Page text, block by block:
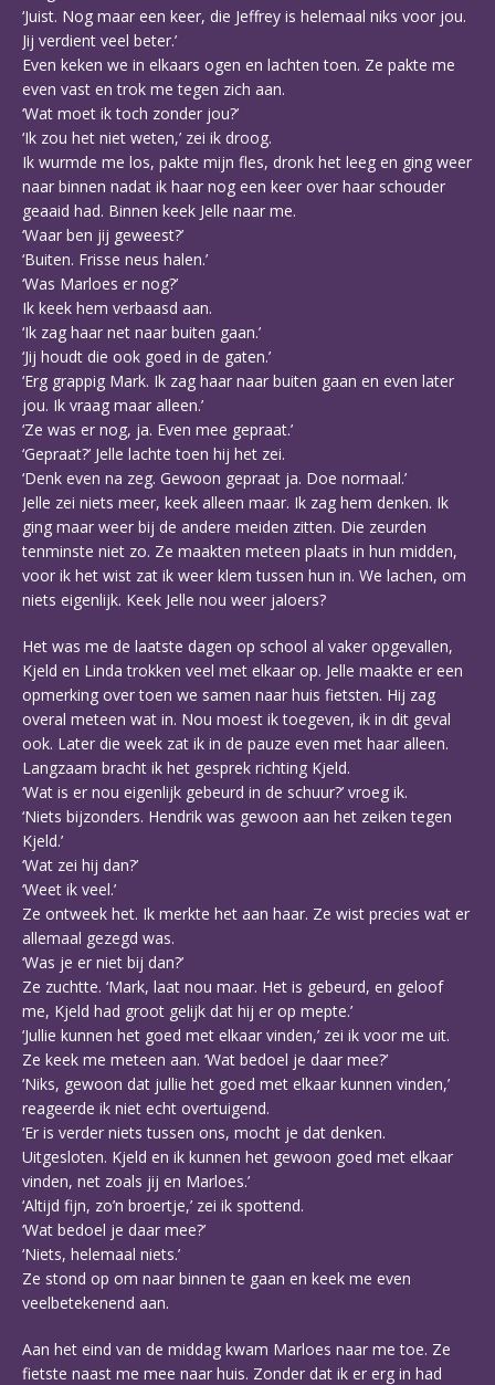
‘Juist. Nog maar een keer, die Jeffrey is helemaal niks voor jou.
Jij verdient veel beter.’
Even keken we in elkaars ogen en lachten toen. Ze pakte me
even vast en trok me tegen zich aan.
‘Wat moet ik toch zonder jou?’
‘Ik zou het niet weten,’ zei ik droog.
Ik wurmde me los, pakte mijn fles, dronk het leeg en ging weer
naar binnen nadat ik haar nog een keer over haar schouder
geaaid had. Binnen keek Jelle naar me.
‘Waar ben jij geweest?’
‘Buiten. Frisse neus halen.’
‘Was Marloes er nog?’
Ik keek hem verbaasd aan.
‘Ik zag haar net naar buiten gaan.’
‘Jij houdt die ook goed in de gaten.’
‘Erg grappig Mark. Ik zag haar naar buiten gaan en even later
jou. Ik vraag maar alleen.’
‘Ze was er nog, ja. Even mee gepraat.’
‘Gepraat?’ Jelle lachte toen hij het zei.
‘Denk even na zeg. Gewoon gepraat ja. Doe normaal.’
Jelle zei niets meer, keek alleen maar. Ik zag hem denken. Ik
ging maar weer bij de andere meiden zitten. Die zeurden
tenminste niet zo. Ze maakten meteen plaats in hun midden,
voor ik het wist zat ik weer klem tussen hun in. We lachen, om
niets eigenlijk. Keek Jelle nou weer jaloers?
Het was me de laatste dagen op school al vaker opgevallen,
Kjeld en Linda trokken veel met elkaar op. Jelle maakte er een
opmerking over toen we samen naar huis fietsten. Hij zag
overal meteen wat in. Nou moest ik toegeven, ik in dit geval
ook. Later die week zat ik in de pauze even met haar alleen.
Langzaam bracht ik het gesprek richting Kjeld.
‘Wat is er nou eigenlijk gebeurd in de schuur?’ vroeg ik.
‘Niets bijzonders. Hendrik was gewoon aan het zeiken tegen
Kjeld.’
‘Wat zei hij dan?’
‘Weet ik veel.’
Ze ontweek het. Ik merkte het aan haar. Ze wist precies wat er
allemaal gezegd was.
‘Was je er niet bij dan?’
Ze zuchtte. ‘Mark, laat nou maar. Het is gebeurd, en geloof
me, Kjeld had groot gelijk dat hij er op mepte.’
‘Jullie kunnen het goed met elkaar vinden,’ zei ik voor me uit.
Ze keek me meteen aan. ‘Wat bedoel je daar mee?’
‘Niks, gewoon dat jullie het goed met elkaar kunnen vinden,’
reageerde ik niet echt overtuigend.
‘Er is verder niets tussen ons, mocht je dat denken.
Uitgesloten. Kjeld en ik kunnen het gewoon goed met elkaar
vinden, net zoals jij en Marloes.’
‘Altijd fijn, zo’n broertje,’ zei ik spottend.
‘Wat bedoel je daar mee?’
‘Niets, helemaal niets.’
Ze stond op om naar binnen te gaan en keek me even
veelbetekenend aan.
Aan het eind van de middag kwam Marloes naar me toe. Ze
fietste naast me mee naar huis. Zonder dat ik er erg in had